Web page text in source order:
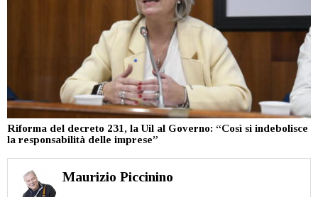
Riforma del decreto 231, la Uil al Governo: “Così si indebolisce
la responsabilità delle imprese”
Maurizio Piccinino